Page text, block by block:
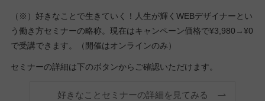
（※）好きなことで生きていく！人生が輝くWEBデザイナーとい
う働き方セミナーの略称。現在はキャンペーン価格で¥3,980→¥0
で受講できます。（開催はオンラインのみ）
セミナーの詳細は下のボタンからご確認いただけます。
好きなことセミナーの詳細を見てみる